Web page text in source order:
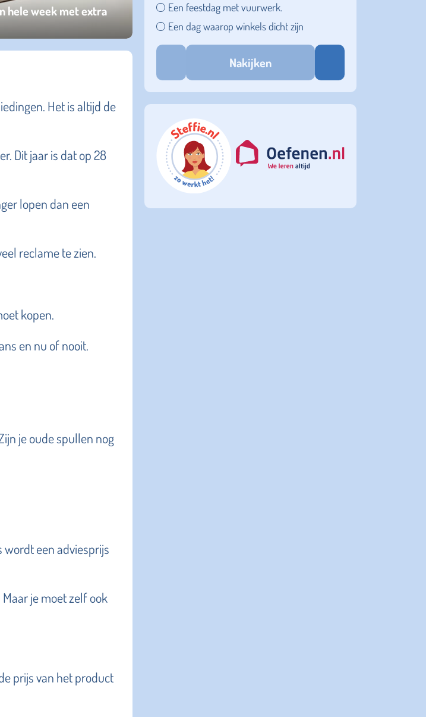
hele week met extra
Het is altijd de
Dit jaar is dat op 28
lopen dan een
reclame te zien.
kopen.
en nu of nooit.
je oude spullen nog
wordt een adviesprijs
je moet zelf ook
prijs van het product
Een feestdag met vuurwerk.
Een dag waarop winkels dicht zijn
Nakijken